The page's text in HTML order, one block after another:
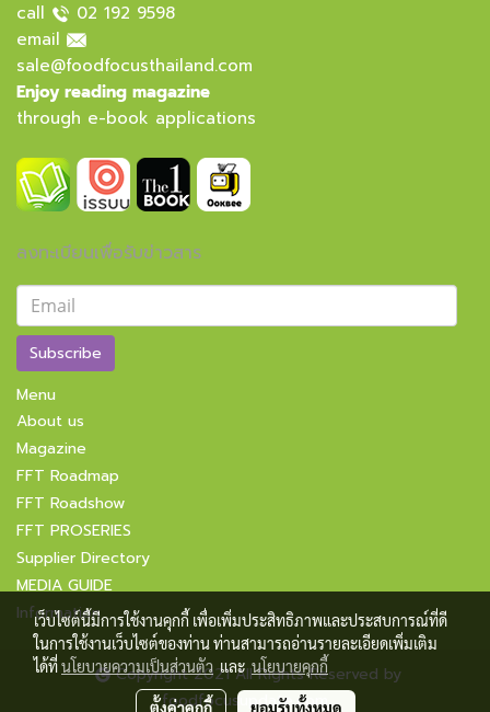
call
02 192 9598
email
sale@foodfocusthailand.com
Enjoy reading magazine
through e-book applications
ลงทะเบียนเพื่อรับข่าวสาร
Subscribe
Menu
About us
Magazine
FFT Roadmap
FFT Roadshow
FFT PROSERIES
Supplier Directory
MEDIA GUIDE
Information
Copyright 2021 All Rights Reserved by
foodfocusupdate.com
เว็บไซต์นี้มีการใช้งานคุกกี้ เพื่อเพิ่มประสิทธิภาพและประสบการณ์ที่ดี
ในการใช้งานเว็บไซต์ของท่าน ท่านสามารถอ่านรายละเอียดเพิ่มเติม
ได้ที่นโยบายความเป็นส่วนตัวและนโยบายคุกกี้
ตั้งค่าคุกกี้ ยอมรับทั้งหมด